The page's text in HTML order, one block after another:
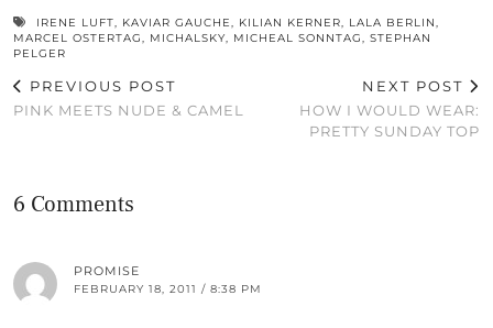
IRENE LUFT, KAVIAR GAUCHE, KILIAN KERNER, LALA BERLIN,
MARCEL OSTERTAG, MICHALSKY, MICHEAL SONNTAG, STEPHAN
PELGER
PREVIOUS POST
PINK MEETS NUDE & CAMEL
NEXT POST
HOW I WOULD WEAR:
PRETTY SUNDAY TOP
6 Comments
PROMISE
FEBRUARY 18, 2011 / 8:38 PM